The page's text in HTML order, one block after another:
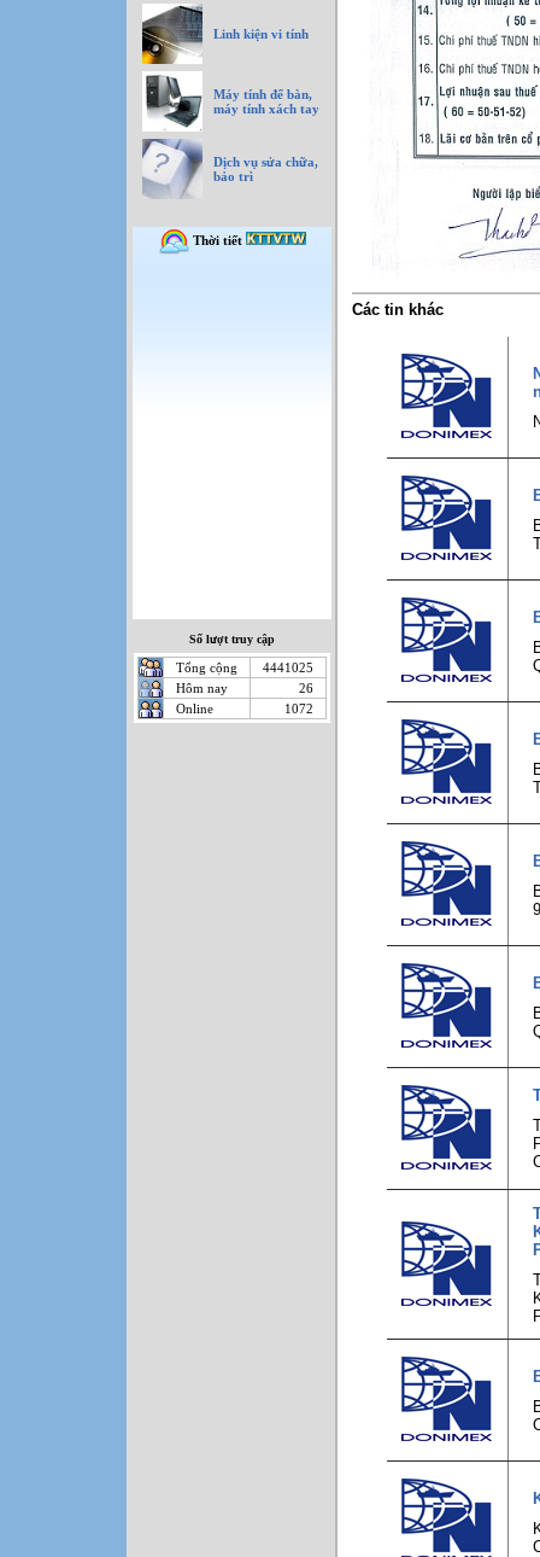
Linh kiện vi tính
Máy tính để bàn,
máy tính xách tay
Dịch vụ sửa chữa,
bảo trì
Số lượt truy cập
Tổng cộng
4441025
Hôm nay
26
Online
1072
Các tin khác